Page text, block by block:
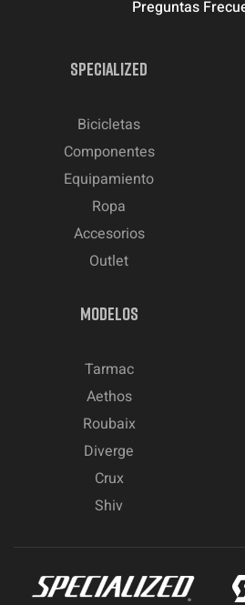
Preguntas
SPECIALIZED
Bicicletas
Componentes
Equipamiento
Ropa
Accesorios
Outlet
MODELOS
Tarmac
Aethos
Roubaix
Diverge
Crux
Shiv